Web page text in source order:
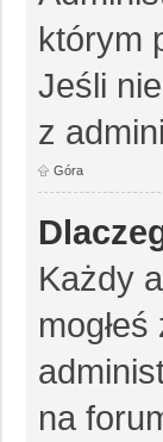
którym
Jeśli
z
Góra
Każdy
na